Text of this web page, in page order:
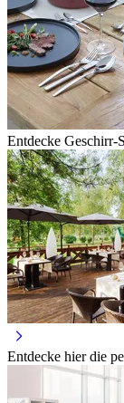
Entdecke Geschirr-
Entdecke hier die